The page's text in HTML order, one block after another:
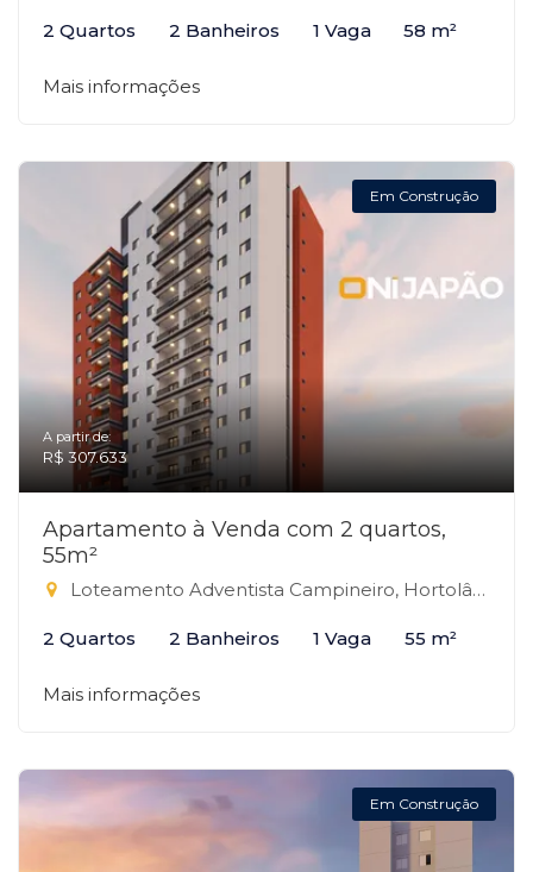
2 Quartos 2 Banheiros 1 Vaga 58 m²
Mais informações
Em Construção
A partir de:
R$ 307.633
Apartamento à Venda com 2 quartos,
55m²
Loteamento Adventista Campineiro, Hortolândia-SP
2 Quartos 2 Banheiros 1 Vaga 55 m²
Mais informações
Em Construção